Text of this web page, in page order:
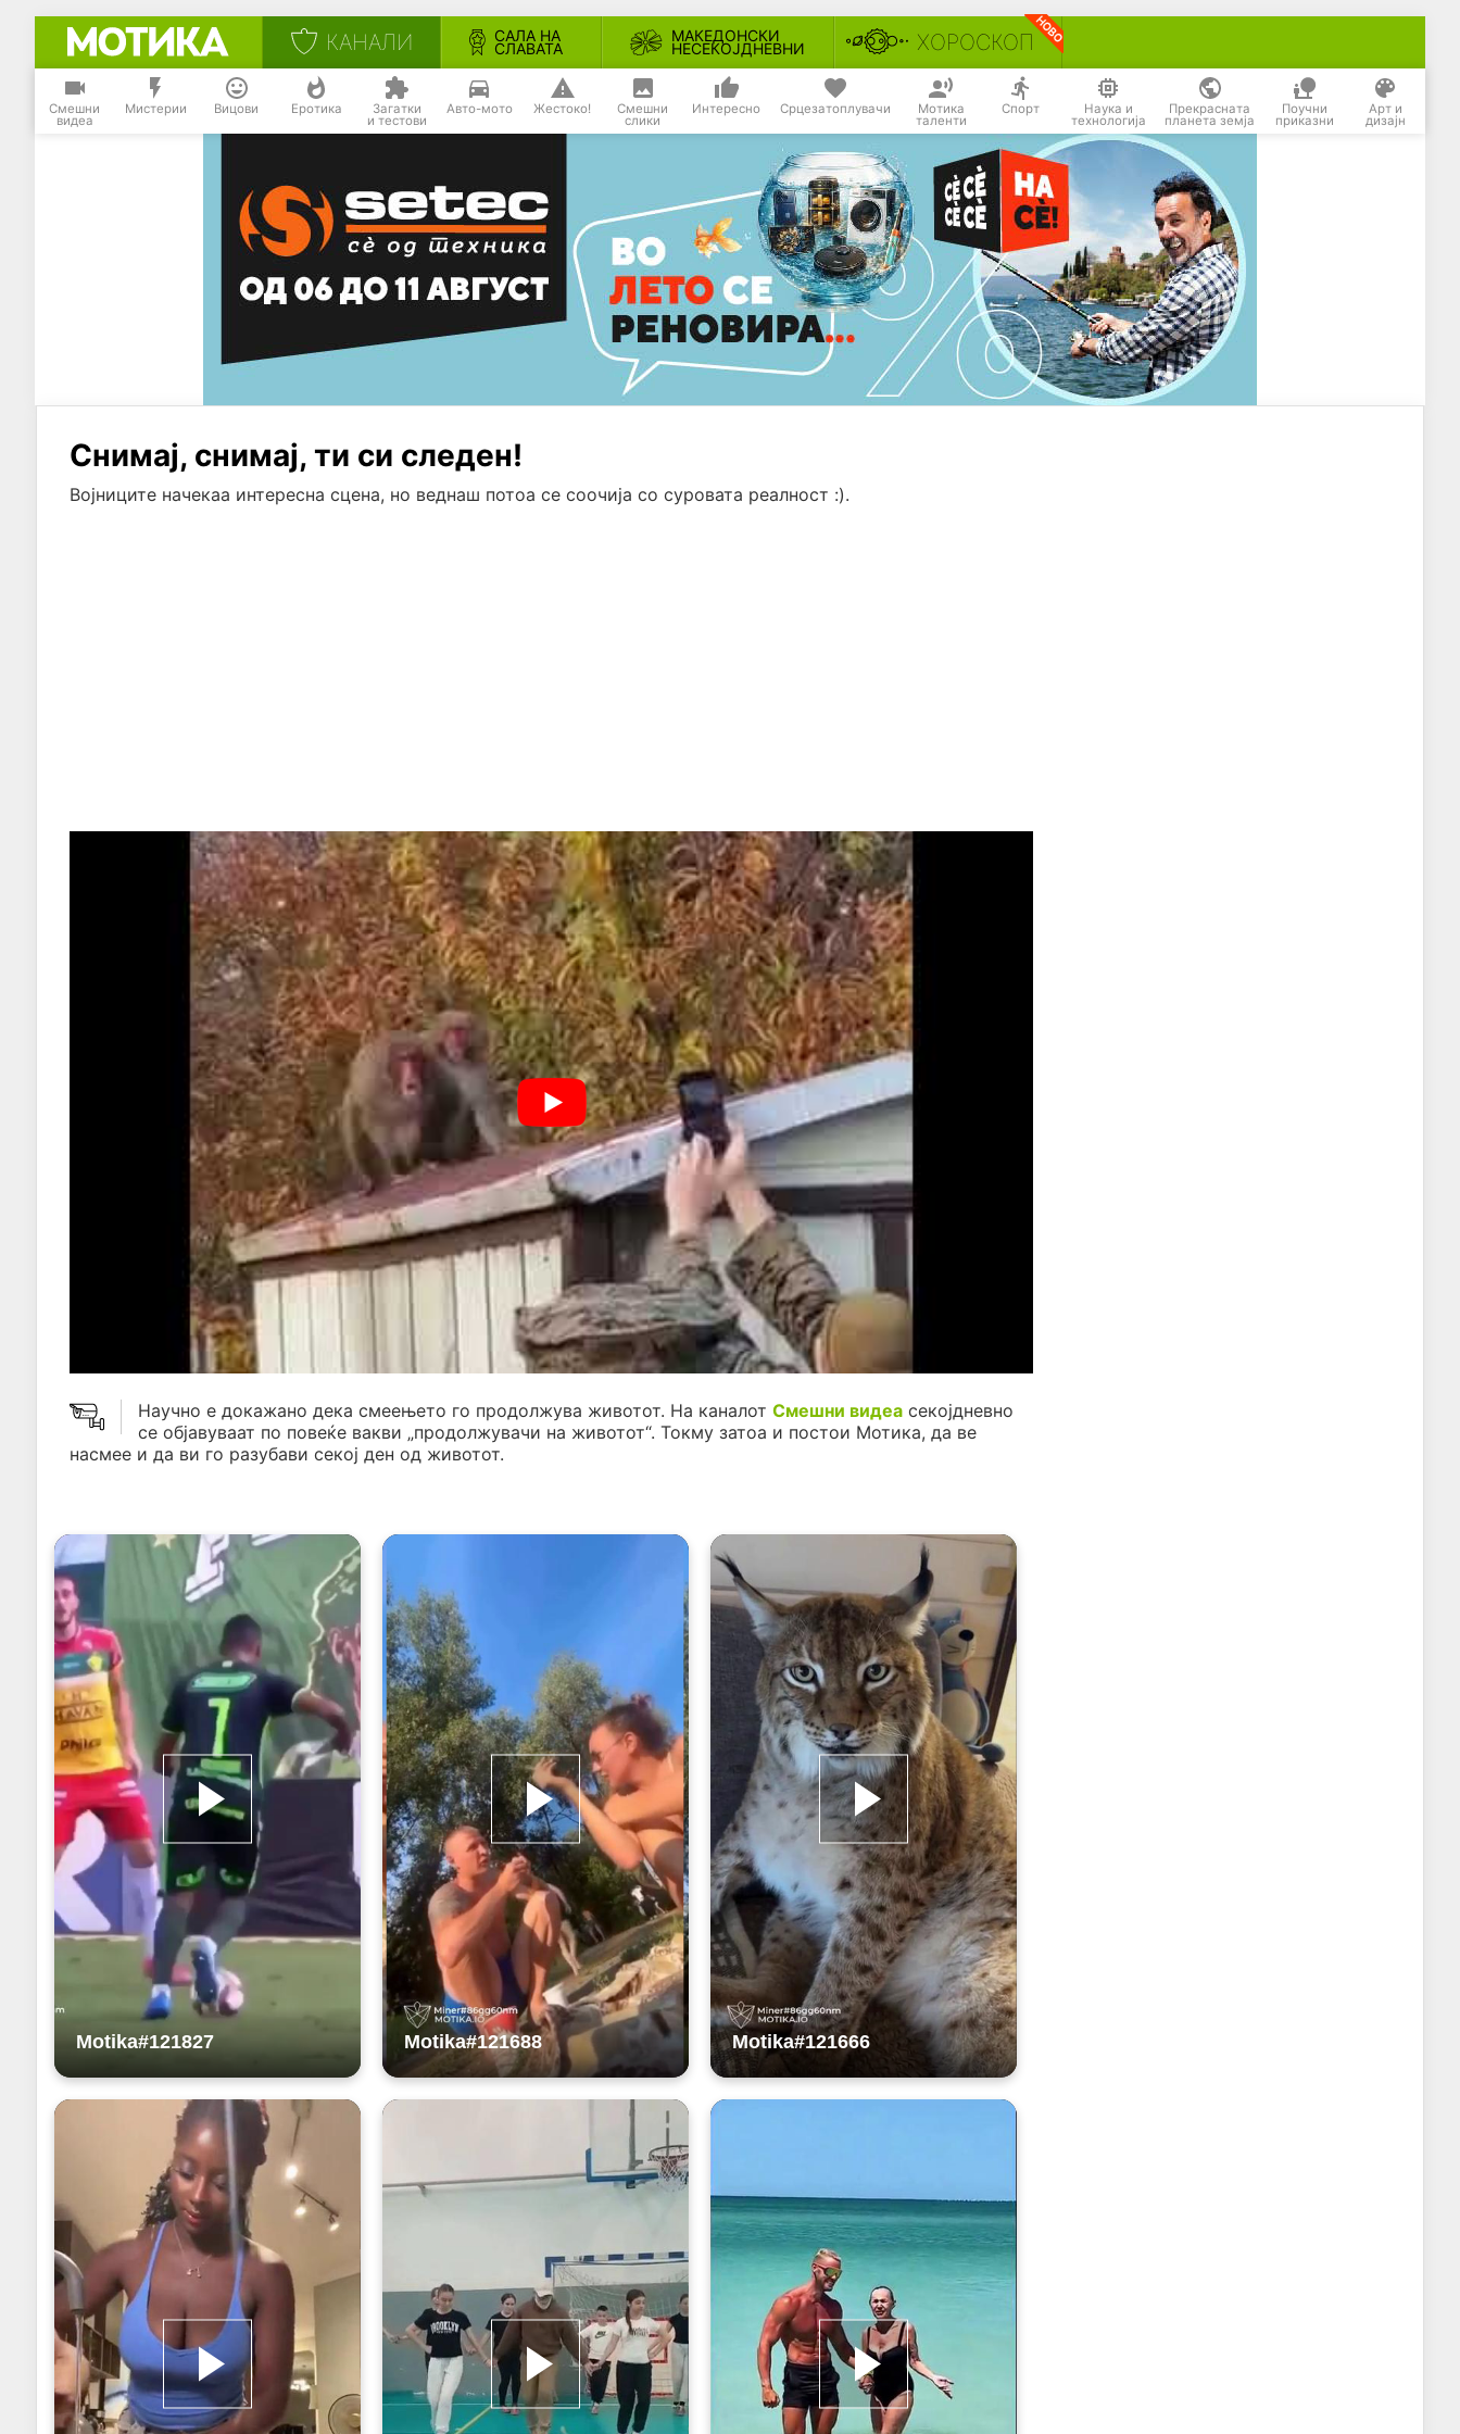
КАНАЛИ САЛА НА
СЛАВАТА
МАКЕДОНСКИ
НЕСЕКОЈДНЕВНИ ХОРОСКОП
Смешни
видеа
Мистерии Вицови Еротика Загатки
и тестови
Авто-мото Жестоко! Смешни
слики
Интересно Срцезатоплувачи Мотика
таленти
Спорт Наука и
технологија
Прекрасната
планета земја
Поучни
приказни
Арт и
дизајн
Снимај, снимај, ти си следен!
Војниците начекаа интересна сцена, но веднаш потоа се соочија со суровата реалност :).
Научно е докажано дека смеењето го продолжува животот. На каналот Смешни видеа секојдневно
се објавуваат по повеќе вакви „продолжувачи на животот“. Токму затоа и постои Мотика, да ве
насмее и да ви го разубави секој ден од животот.